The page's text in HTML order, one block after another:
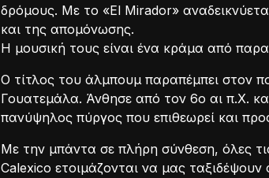
δρόμους. Με το «El Mirador»
και της απομόνωσης.
Η μουσική τους είναι ένα κράμα από
Ο τίτλος του άλμπουμ παραπέμπει στον
Γουατεμάλα. Άνθησε από τον 6ο αι π.Χ.
πανύψηλος πύργος που επιθεωρεί και
Με την μπάντα σε πλήρη σύνθεση, όλες
Calexico ετοιμάζονται να μας